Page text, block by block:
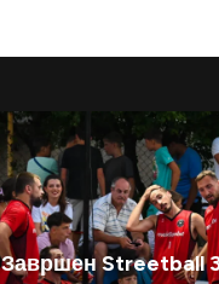
Завршен Streetball